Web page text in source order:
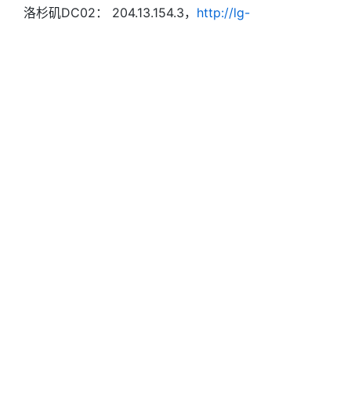
洛杉矶DC02： 204.13.154.3， http://lg-